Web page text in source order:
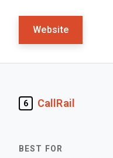
Website
6 CallRail